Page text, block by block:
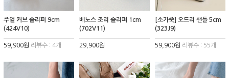
주얼 커브 슬리퍼 9cm
(424V10)
59,900원 리뷰수 : 4개
베노스 조리 슬리퍼 1cm
(702V11)
29,900원
[소가죽] 오드리 샌들 5cm
(323J9)
59,900원 리뷰수 : 55개